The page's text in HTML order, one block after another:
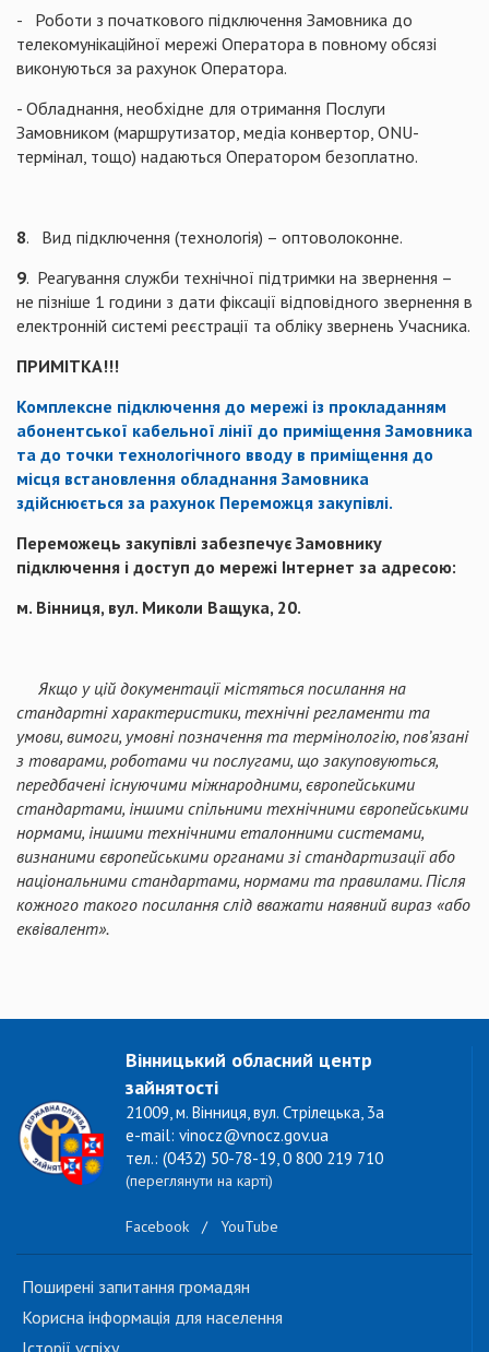
- Роботи з початкового підключення Замовника до
телекомунікаційної мережі Оператора в повному обсязі
виконуються за рахунок Оператора.
- Обладнання, необхідне для отримання Послуги
Замовником (маршрутизатор, медіа конвертор, ONU-
термінал, тощо) надаються Оператором безоплатно.
8. Вид підключення (технологія) – оптоволоконне.
9. Реагування служби технічної підтримки на звернення –
не пізніше 1 години з дати фіксації відповідного звернення в
електронній системі реєстрації та обліку звернень Учасника.
ПРИМІТКА!!!
Комплексне підключення до мережі із прокладанням
абонентської кабельної лінії до приміщення Замовника
та до точки технологічного вводу в приміщення до
місця встановлення обладнання Замовника
здійснюється за рахунок Переможця закупівлі.
Переможець закупівлі забезпечує Замовнику
підключення і доступ до мережі Інтернет за адресою:
м. Вінниця, вул. Миколи Ващука, 20.
Якщо у цій документації містяться посилання на
стандартні характеристики, технічні регламенти та
умови, вимоги, умовні позначення та термінологію, пов’язані
з товарами, роботами чи послугами, що закуповуються,
передбачені існуючими міжнародними, європейськими
стандартами, іншими спільними технічними європейськими
нормами, іншими технічними еталонними системами,
визнаними європейськими органами зі стандартизації або
національними стандартами, нормами та правилами. Після
кожного такого посилання слід вважати наявний вираз «або
еквівалент».
Вінницький обласний центр
зайнятості
21009, м. Вінниця, вул. Стрілецька, 3а
e-mail: vinocz@vnocz.gov.ua
тел.: (0432) 50-78-19, 0 800 219 710
(переглянути на карті)
Facebook / YouTube
Поширені запитання громадян
Корисна інформація для населення
Історії успіху